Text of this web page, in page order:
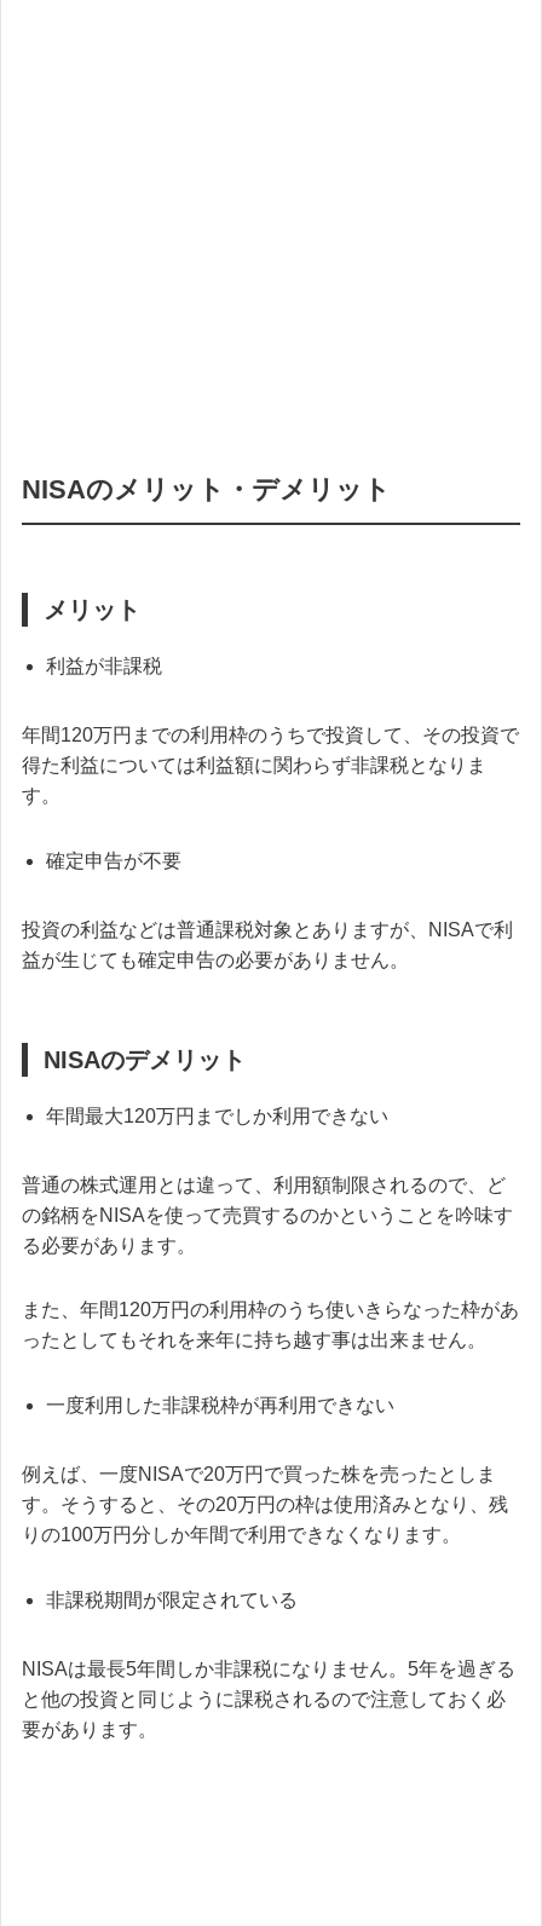
NISAのメリット・デメリット
メリット
利益が非課税
年間120万円までの利用枠のうちで投資して、その投資で
得た利益については利益額に関わらず非課税となりま
す。
確定申告が不要
投資の利益などは普通課税対象とありますが、NISAで利
益が生じても確定申告の必要がありません。
NISAのデメリット
年間最大120万円までしか利用できない
普通の株式運用とは違って、利用額制限されるので、ど
の銘柄をNISAを使って売買するのかということを吟味す
る必要があります。
また、年間120万円の利用枠のうち使いきらなった枠があ
ったとしてもそれを来年に持ち越す事は出来ません。
一度利用した非課税枠が再利用できない
例えば、一度NISAで20万円で買った株を売ったとしま
す。そうすると、その20万円の枠は使用済みとなり、残
りの100万円分しか年間で利用できなくなります。
非課税期間が限定されている
NISAは最長5年間しか非課税になりません。5年を過ぎる
と他の投資と同じように課税されるので注意しておく必
要があります。